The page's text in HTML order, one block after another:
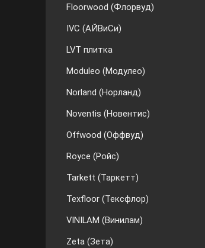
Floorwood (Флорвуд)
IVC (АЙВиСи)
LVT плитка
Moduleo (Модулео)
Norland (Норланд)
Noventis (Новентис)
Offwood (Оффвуд)
Royce (Ройс)
Tarkett (Таркетт)
Texfloor (Тексфлор)
VINILAM (Винилам)
Zeta (Зета)